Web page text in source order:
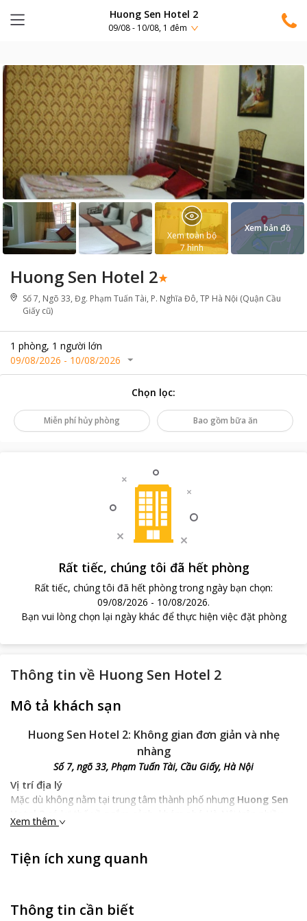
Huong Sen Hotel 2
09/08 - 10/08, 1 đêm
Huong Sen Hotel 2
Số 7, Ngõ 33, Đg. Phạm Tuấn Tài, P. Nghĩa Đô, TP Hà Nội (Quận Cầu
Giấy cũ)
1 phòng, 1 người lớn
09/08/2026 - 10/08/2026
Xem toàn bộ
7hình
Xem bản đồ
Chọn lọc:
Miễn phí hủy phòng Bao gồm bữa ăn
Rất tiếc, chúng tôi đã hết phòng
Rất tiếc, chúng tôi đã hết phòng trong ngày bạn chọn:
09/08/2026 - 10/08/2026.
Bạn vui lòng chọn lại ngày khác để thực hiện việc đặt phòng
Thông tin về Huong Sen Hotel 2
Mô tả khách sạn
Huong Sen Hotel 2: Không gian đơn giản và nhẹ
nhàng
Số 7, ngõ 33, Phạm Tuấn Tài, Cầu Giấy, Hà Nội
Vị trí địa lý
Mặc dù không nằm tại trung tâm thành phố nhưng Huong Sen
góc cạnh với những lát cắt chân thực nhất. Bên cạnh đó, khách
khoảng 1km, cách sân bay Nội Bài khoảng 20km. Với những ai
thích di chuyển, ưa khám phá và muốn có những trải nghiệm
bạn có thể khám phá nhiều địa danh du lịch nổi tiếng của Hà
Nội.
Xem thêm
Tiện ích xung quanh
Thông tin cần biết